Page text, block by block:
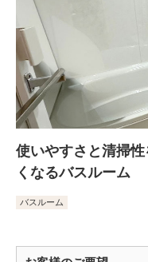
使いやすさと清掃
くなるバスルーム
バスルーム